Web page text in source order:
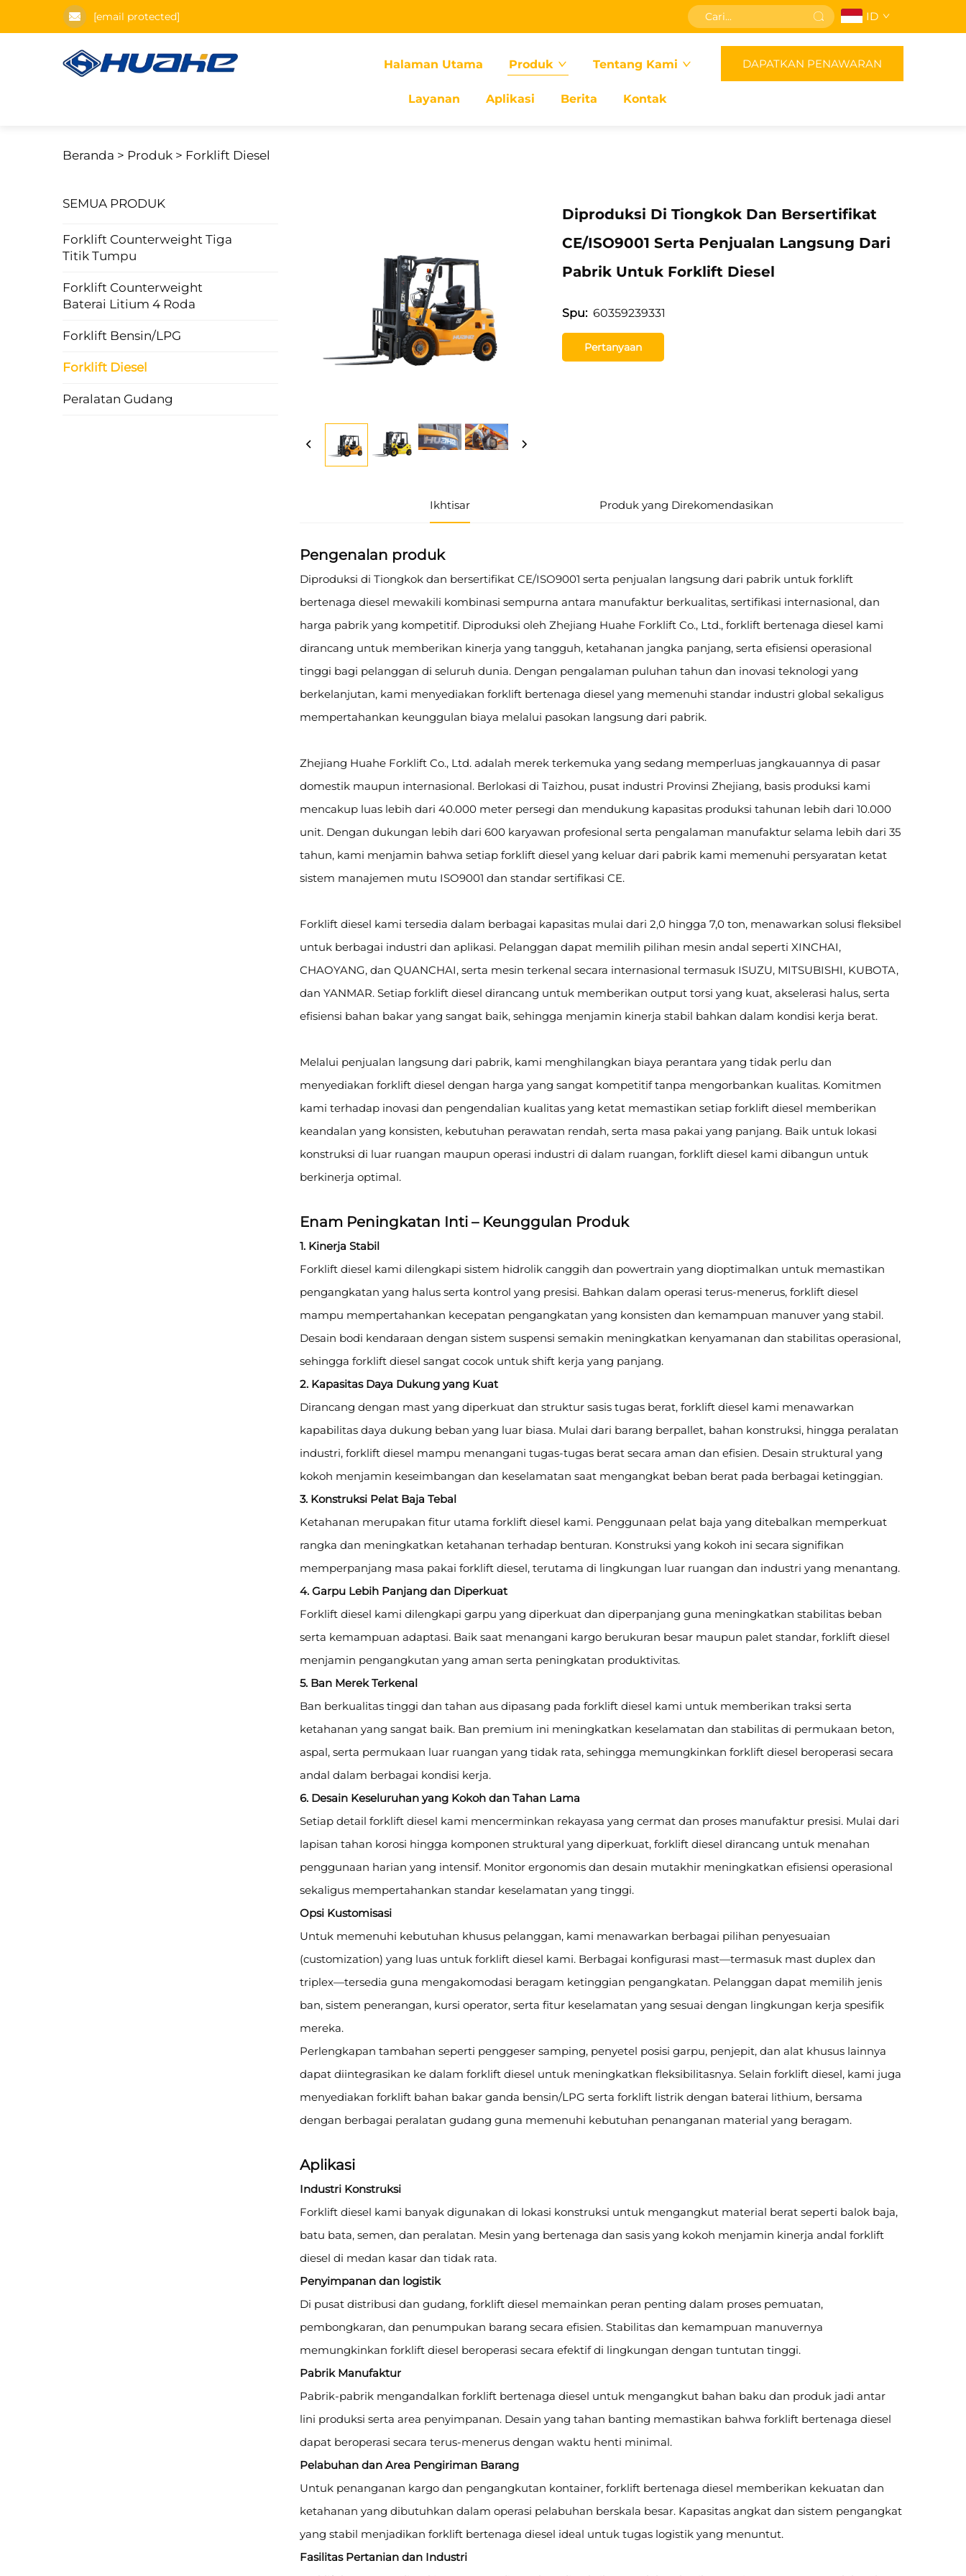
[email protected] ID
Halaman Utama Produk Tentang Kami
Layanan Aplikasi Berita Kontak
DAPATKAN PENAWARAN
Beranda > Produk > Forklift Diesel
SEMUA PRODUK
Forklift Counterweight Tiga
Titik Tumpu
Forklift Counterweight
Baterai Litium 4 Roda
Forklift Bensin/LPG
Forklift Diesel
Peralatan Gudang
Diproduksi Di Tiongkok Dan Bersertifikat
CE/ISO9001 Serta Penjualan Langsung Dari
Pabrik Untuk Forklift Diesel
Spu: 60359239331
Pertanyaan
Ikhtisar Produk yang Direkomendasikan
Pengenalan produk
Diproduksi di Tiongkok dan bersertifikat CE/ISO9001 serta penjualan langsung dari pabrik untuk forklift
bertenaga diesel mewakili kombinasi sempurna antara manufaktur berkualitas, sertifikasi internasional, dan
harga pabrik yang kompetitif. Diproduksi oleh Zhejiang Huahe Forklift Co., Ltd., forklift bertenaga diesel kami
dirancang untuk memberikan kinerja yang tangguh, ketahanan jangka panjang, serta efisiensi operasional
tinggi bagi pelanggan di seluruh dunia. Dengan pengalaman puluhan tahun dan inovasi teknologi yang
berkelanjutan, kami menyediakan forklift bertenaga diesel yang memenuhi standar industri global sekaligus
mempertahankan keunggulan biaya melalui pasokan langsung dari pabrik.
Zhejiang Huahe Forklift Co., Ltd. adalah merek terkemuka yang sedang memperluas jangkauannya di pasar
domestik maupun internasional. Berlokasi di Taizhou, pusat industri Provinsi Zhejiang, basis produksi kami
mencakup luas lebih dari 40.000 meter persegi dan mendukung kapasitas produksi tahunan lebih dari 10.000
unit. Dengan dukungan lebih dari 600 karyawan profesional serta pengalaman manufaktur selama lebih dari 35
tahun, kami menjamin bahwa setiap forklift diesel yang keluar dari pabrik kami memenuhi persyaratan ketat
sistem manajemen mutu ISO9001 dan standar sertifikasi CE.
Forklift diesel kami tersedia dalam berbagai kapasitas mulai dari 2,0 hingga 7,0 ton, menawarkan solusi fleksibel
untuk berbagai industri dan aplikasi. Pelanggan dapat memilih pilihan mesin andal seperti XINCHAI,
CHAOYANG, dan QUANCHAI, serta mesin terkenal secara internasional termasuk ISUZU, MITSUBISHI, KUBOTA,
dan YANMAR. Setiap forklift diesel dirancang untuk memberikan output torsi yang kuat, akselerasi halus, serta
efisiensi bahan bakar yang sangat baik, sehingga menjamin kinerja stabil bahkan dalam kondisi kerja berat.
Melalui penjualan langsung dari pabrik, kami menghilangkan biaya perantara yang tidak perlu dan
menyediakan forklift diesel dengan harga yang sangat kompetitif tanpa mengorbankan kualitas. Komitmen
kami terhadap inovasi dan pengendalian kualitas yang ketat memastikan setiap forklift diesel memberikan
keandalan yang konsisten, kebutuhan perawatan rendah, serta masa pakai yang panjang. Baik untuk lokasi
konstruksi di luar ruangan maupun operasi industri di dalam ruangan, forklift diesel kami dibangun untuk
berkinerja optimal.
Enam Peningkatan Inti – Keunggulan Produk
1. Kinerja Stabil
Forklift diesel kami dilengkapi sistem hidrolik canggih dan powertrain yang dioptimalkan untuk memastikan
pengangkatan yang halus serta kontrol yang presisi. Bahkan dalam operasi terus-menerus, forklift diesel
mampu mempertahankan kecepatan pengangkatan yang konsisten dan kemampuan manuver yang stabil.
Desain bodi kendaraan dengan sistem suspensi semakin meningkatkan kenyamanan dan stabilitas operasional,
sehingga forklift diesel sangat cocok untuk shift kerja yang panjang.
2. Kapasitas Daya Dukung yang Kuat
Dirancang dengan mast yang diperkuat dan struktur sasis tugas berat, forklift diesel kami menawarkan
kapabilitas daya dukung beban yang luar biasa. Mulai dari barang berpallet, bahan konstruksi, hingga peralatan
industri, forklift diesel mampu menangani tugas-tugas berat secara aman dan efisien. Desain struktural yang
kokoh menjamin keseimbangan dan keselamatan saat mengangkat beban berat pada berbagai ketinggian.
3. Konstruksi Pelat Baja Tebal
Ketahanan merupakan fitur utama forklift diesel kami. Penggunaan pelat baja yang ditebalkan memperkuat
rangka dan meningkatkan ketahanan terhadap benturan. Konstruksi yang kokoh ini secara signifikan
memperpanjang masa pakai forklift diesel, terutama di lingkungan luar ruangan dan industri yang menantang.
4. Garpu Lebih Panjang dan Diperkuat
Forklift diesel kami dilengkapi garpu yang diperkuat dan diperpanjang guna meningkatkan stabilitas beban
serta kemampuan adaptasi. Baik saat menangani kargo berukuran besar maupun palet standar, forklift diesel
menjamin pengangkutan yang aman serta peningkatan produktivitas.
5. Ban Merek Terkenal
Ban berkualitas tinggi dan tahan aus dipasang pada forklift diesel kami untuk memberikan traksi serta
ketahanan yang sangat baik. Ban premium ini meningkatkan keselamatan dan stabilitas di permukaan beton,
aspal, serta permukaan luar ruangan yang tidak rata, sehingga memungkinkan forklift diesel beroperasi secara
andal dalam berbagai kondisi kerja.
6. Desain Keseluruhan yang Kokoh dan Tahan Lama
Setiap detail forklift diesel kami mencerminkan rekayasa yang cermat dan proses manufaktur presisi. Mulai dari
lapisan tahan korosi hingga komponen struktural yang diperkuat, forklift diesel dirancang untuk menahan
penggunaan harian yang intensif. Monitor ergonomis dan desain mutakhir meningkatkan efisiensi operasional
sekaligus mempertahankan standar keselamatan yang tinggi.
Opsi Kustomisasi
Untuk memenuhi kebutuhan khusus pelanggan, kami menawarkan berbagai pilihan penyesuaian
(customization) yang luas untuk forklift diesel kami. Berbagai konfigurasi mast—termasuk mast duplex dan
triplex—tersedia guna mengakomodasi beragam ketinggian pengangkatan. Pelanggan dapat memilih jenis
ban, sistem penerangan, kursi operator, serta fitur keselamatan yang sesuai dengan lingkungan kerja spesifik
mereka.
Perlengkapan tambahan seperti penggeser samping, penyetel posisi garpu, penjepit, dan alat khusus lainnya
dapat diintegrasikan ke dalam forklift diesel untuk meningkatkan fleksibilitasnya. Selain forklift diesel, kami juga
menyediakan forklift bahan bakar ganda bensin/LPG serta forklift listrik dengan baterai lithium, bersama
dengan berbagai peralatan gudang guna memenuhi kebutuhan penanganan material yang beragam.
Aplikasi
Industri Konstruksi
Forklift diesel kami banyak digunakan di lokasi konstruksi untuk mengangkut material berat seperti balok baja,
batu bata, semen, dan peralatan. Mesin yang bertenaga dan sasis yang kokoh menjamin kinerja andal forklift
diesel di medan kasar dan tidak rata.
Penyimpanan dan logistik
Di pusat distribusi dan gudang, forklift diesel memainkan peran penting dalam proses pemuatan,
pembongkaran, dan penumpukan barang secara efisien. Stabilitas dan kemampuan manuvernya
memungkinkan forklift diesel beroperasi secara efektif di lingkungan dengan tuntutan tinggi.
Pabrik Manufaktur
Pabrik-pabrik mengandalkan forklift bertenaga diesel untuk mengangkut bahan baku dan produk jadi antar
lini produksi serta area penyimpanan. Desain yang tahan banting memastikan bahwa forklift bertenaga diesel
dapat beroperasi secara terus-menerus dengan waktu henti minimal.
Pelabuhan dan Area Pengiriman Barang
Untuk penanganan kargo dan pengangkutan kontainer, forklift bertenaga diesel memberikan kekuatan dan
ketahanan yang dibutuhkan dalam operasi pelabuhan berskala besar. Kapasitas angkat dan sistem pengangkat
yang stabil menjadikan forklift bertenaga diesel ideal untuk tugas logistik yang menuntut.
Fasilitas Pertanian dan Industri